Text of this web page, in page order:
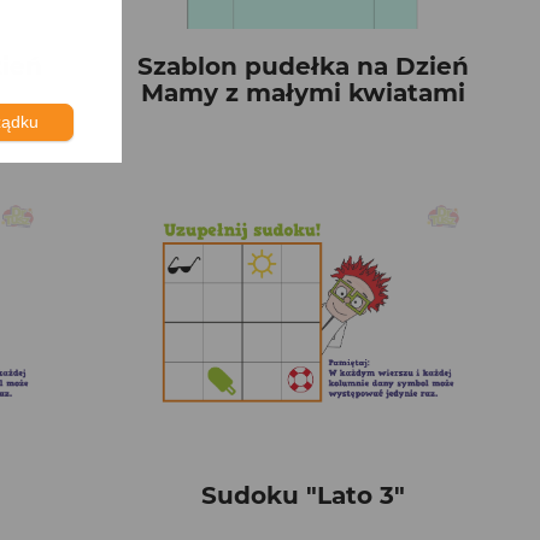
Szablon pudełka na Dzień
Mamy z małymi kwiatami
Sudoku "Lato 3"